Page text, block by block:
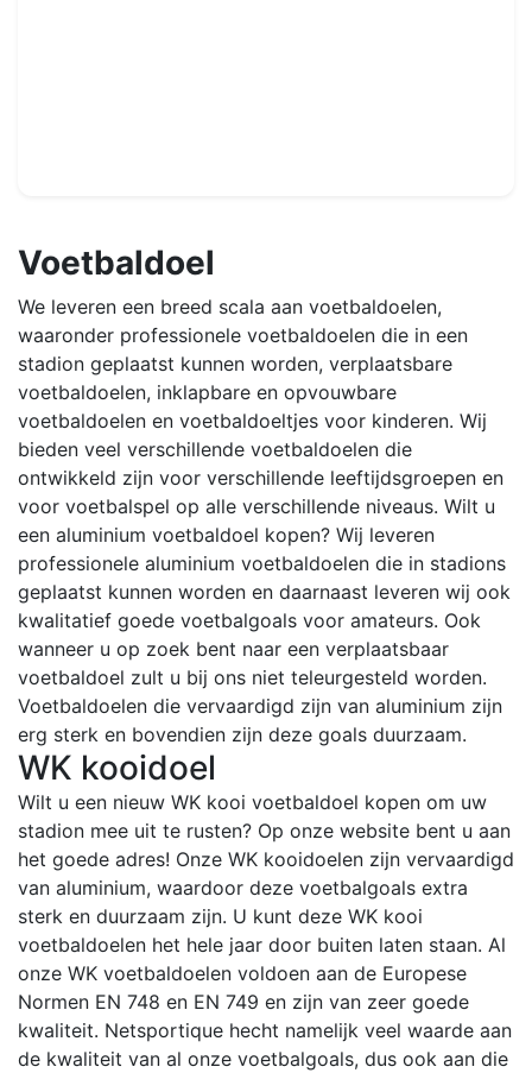
Voetbaldoel
We leveren een breed scala aan voetbaldoelen,
waaronder professionele voetbaldoelen die in een
stadion geplaatst kunnen worden, verplaatsbare
voetbaldoelen, inklapbare en opvouwbare
voetbaldoelen en voetbaldoeltjes voor kinderen. Wij
bieden veel verschillende voetbaldoelen die
ontwikkeld zijn voor verschillende leeftijdsgroepen en
voor voetbalspel op alle verschillende niveaus. Wilt u
een aluminium voetbaldoel kopen? Wij leveren
professionele aluminium voetbaldoelen die in stadions
geplaatst kunnen worden en daarnaast leveren wij ook
kwalitatief goede voetbalgoals voor amateurs. Ook
wanneer u op zoek bent naar een verplaatsbaar
voetbaldoel zult u bij ons niet teleurgesteld worden.
Voetbaldoelen die vervaardigd zijn van aluminium zijn
erg sterk en bovendien zijn deze goals duurzaam.
WK kooidoel
Wilt u een nieuw WK kooi voetbaldoel kopen om uw
stadion mee uit te rusten? Op onze website bent u aan
het goede adres! Onze WK kooidoelen zijn vervaardigd
van aluminium, waardoor deze voetbalgoals extra
sterk en duurzaam zijn. U kunt deze WK kooi
voetbaldoelen het hele jaar door buiten laten staan. Al
onze WK voetbaldoelen voldoen aan de Europese
Normen EN 748 en EN 749 en zijn van zeer goede
kwaliteit. Netsportique hecht namelijk veel waarde aan
de kwaliteit van al onze voetbalgoals, dus ook aan die